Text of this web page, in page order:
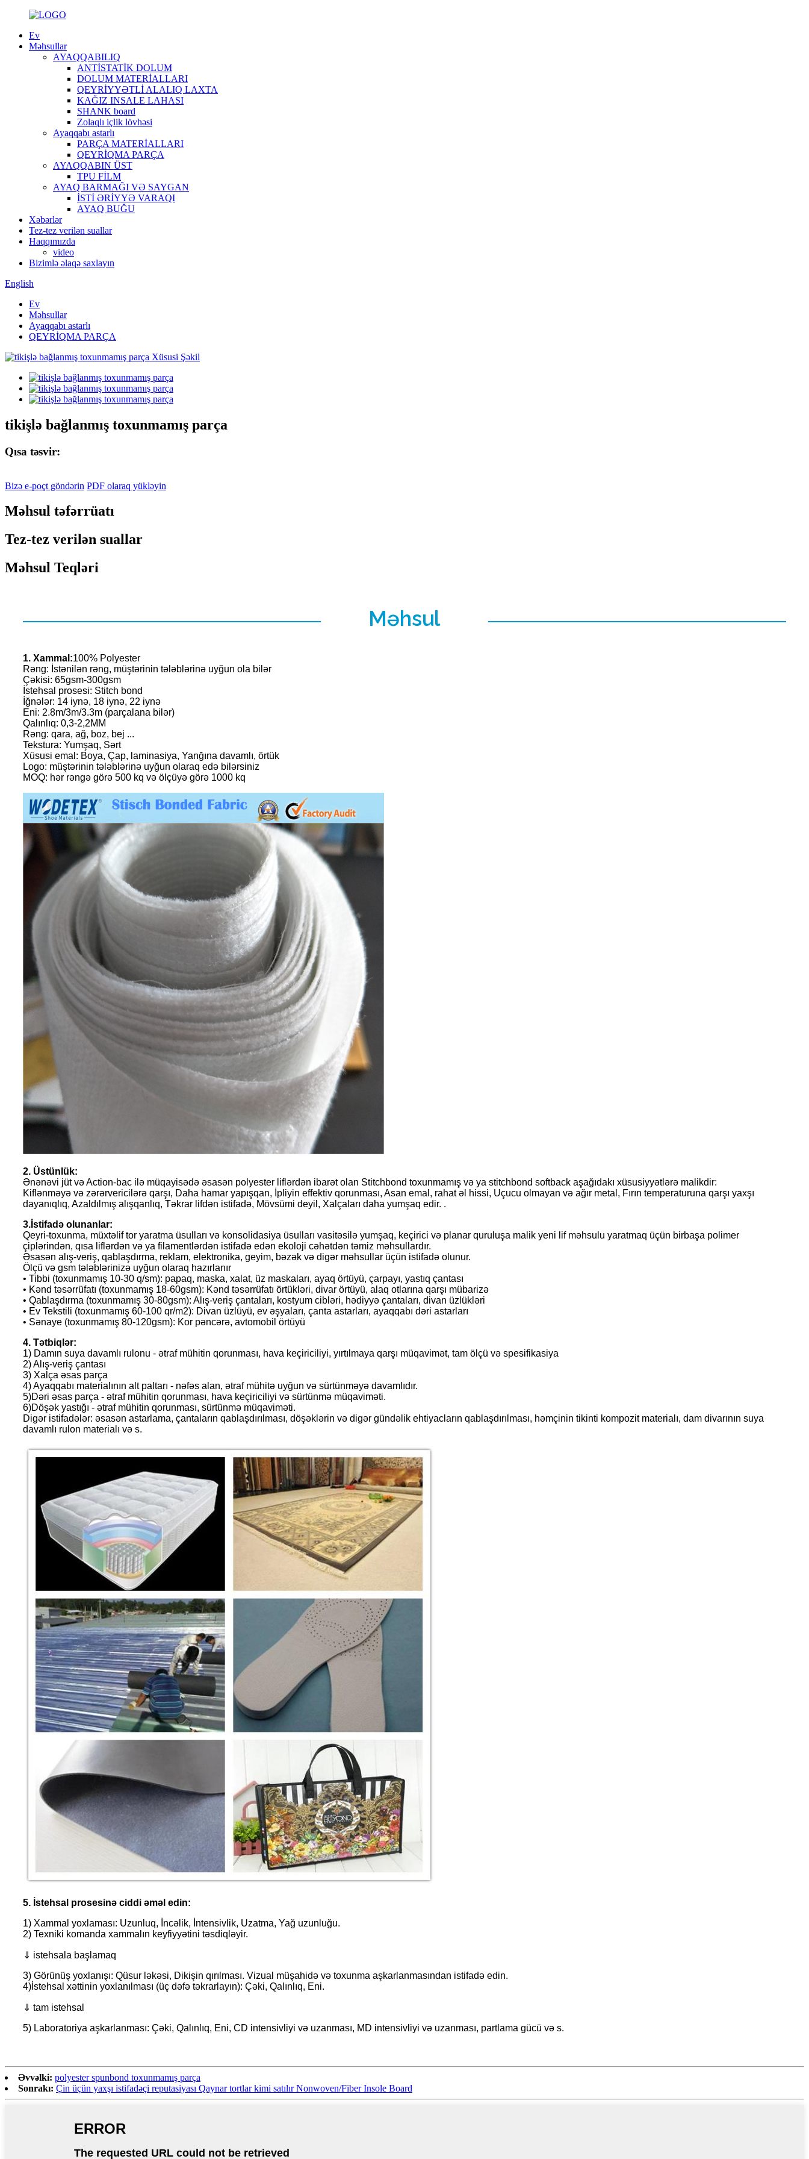
Ev
Məhsullar
AYAQQABILIQ
ANTİSTATİK DOLUM
DOLUM MATERİALLARI
QEYRİYYƏTLİ ALALIQ LAXTA
KAĞIZ INSALE LAHASI
SHANK board
Zolaqlı içlik lövhəsi
Ayaqqabı astarlı
PARÇA MATERİALLARI
QEYRİQMA PARÇA
AYAQQABIN ÜST
TPU FİLM
AYAQ BARMAĞI VƏ SAYGAN
İSTİ ƏRİYYƏ VARAQI
AYAQ BUĞU
Xəbərlər
Tez-tez verilən suallar
Haqqımızda
video
Bizimlə əlaqə saxlayın
English
Ev
Məhsullar
Ayaqqabı astarlı
QEYRİQMA PARÇA
tikişlə bağlanmış toxunmamış parça
Qısa təsvir:
Bizə e-poçt göndərin PDF olaraq yükləyin
Məhsul təfərrüatı
Tez-tez verilən suallar
Məhsul Teqləri
Məhsul
1. Xammal:100% Polyester
Rəng: İstənilən rəng, müştərinin tələblərinə uyğun ola bilər
Çəkisi: 65gsm-300gsm
İstehsal prosesi: Stitch bond
İğnələr: 14 iynə, 18 iynə, 22 iynə
Eni: 2.8m/3m/3.3m (parçalana bilər)
Qalınlıq: 0,3-2,2MM
Rəng: qara, ağ, boz, bej ...
Tekstura: Yumşaq, Sərt
Xüsusi emal: Boya, Çap, laminasiya, Yanğına davamlı, örtük
Logo: müştərinin tələblərinə uyğun olaraq edə bilərsiniz
MOQ: hər rəngə görə 500 kq və ölçüyə görə 1000 kq
2. Üstünlük:
Ənənəvi jüt və Action-bac ilə müqayisədə əsasən polyester liflərdən ibarət olan Stitchbond toxunmamış və ya stitchbond softback aşağıdakı xüsusiyyətlərə malikdir:
Kiflənməyə və zərərvericilərə qarşı, Daha hamar yapışqan, İpliyin effektiv qorunması, Asan emal, rahat əl hissi, Uçucu olmayan və ağır metal, Fırın temperaturuna qarşı yaxşı
dayanıqlıq, Azaldılmış alışqanlıq, Təkrar lifdən istifadə, Mövsümi deyil, Xalçaları daha yumşaq edir. .
3.İstifadə olunanlar:
Qeyri-toxunma, müxtəlif tor yaratma üsulları və konsolidasiya üsulları vasitəsilə yumşaq, keçirici və planar quruluşa malik yeni lif məhsulu yaratmaq üçün birbaşa polimer
çiplərindən, qısa liflərdən və ya filamentlərdən istifadə edən ekoloji cəhətdən təmiz məhsullardır.
Əsasən alış-veriş, qablaşdırma, reklam, elektronika, geyim, bəzək və digər məhsullar üçün istifadə olunur.
Ölçü və gsm tələblərinizə uyğun olaraq hazırlanır
• Tibbi (toxunmamış 10-30 q/sm): papaq, maska, xalat, üz maskaları, ayaq örtüyü, çarpayı, yastıq çantası
• Kənd təsərrüfatı (toxunmamış 18-60gsm): Kənd təsərrüfatı örtükləri, divar örtüyü, alaq otlarına qarşı mübarizə
• Qablaşdırma (toxunmamış 30-80gsm): Alış-veriş çantaları, kostyum cibləri, hədiyyə çantaları, divan üzlükləri
• Ev Tekstili (toxunmamış 60-100 qr/m2): Divan üzlüyü, ev əşyaları, çanta astarları, ayaqqabı dəri astarları
• Sənaye (toxunmamış 80-120gsm): Kor pəncərə, avtomobil örtüyü
4. Tətbiqlər:
1) Damın suya davamlı rulonu - ətraf mühitin qorunması, hava keçiriciliyi, yırtılmaya qarşı müqavimət, tam ölçü və spesifikasiya
2) Alış-veriş çantası
3) Xalça əsas parça
4) Ayaqqabı materialının alt paltarı - nəfəs alan, ətraf mühitə uyğun və sürtünməyə davamlıdır.
5)Dəri əsas parça - ətraf mühitin qorunması, hava keçiriciliyi və sürtünmə müqaviməti.
6)Döşək yastığı - ətraf mühitin qorunması, sürtünmə müqaviməti.
Digər istifadələr: əsasən astarlama, çantaların qablaşdırılması, döşəklərin və digər gündəlik ehtiyacların qablaşdırılması, həmçinin tikinti kompozit materialı, dam divarının suya
davamlı rulon materialı və s.
5. İstehsal prosesinə ciddi əməl edin:
1) Xammal yoxlaması: Uzunluq, İncəlik, İntensivlik, Uzatma, Yağ uzunluğu.
2) Texniki komanda xammalın keyfiyyətini təsdiqləyir.
⇓ istehsala başlamaq
3) Görünüş yoxlanışı: Qüsur ləkəsi, Dikişin qırılması. Vizual müşahidə və toxunma aşkarlanmasından istifadə edin.
4)İstehsal xəttinin yoxlanılması (üç dəfə təkrarlayın): Çəki, Qalınlıq, Eni.
⇓ tam istehsal
5) Laboratoriya aşkarlanması: Çəki, Qalınlıq, Eni, CD intensivliyi və uzanması, MD intensivliyi və uzanması, partlama gücü və s.
Əvvəlki: polyester spunbond toxunmamış parça
Sonrakı: Çin üçün yaxşı istifadəçi reputasiyası Qaynar tortlar kimi satılır Nonwoven/Fiber Insole Board